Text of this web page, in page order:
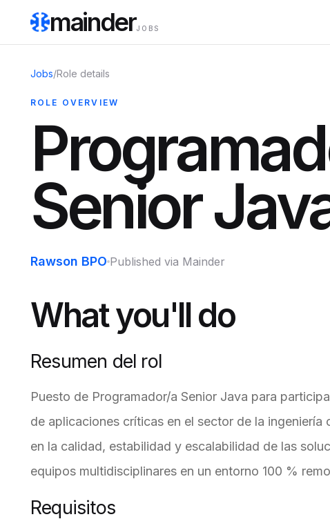
mainderJOBS
Jobs/Role details
ROLE OVERVIEW
Senior
Rawson BPO Published via Mainder
What you'll do
Resumen del rol
Puesto de Programador/a Senior Java para
de aplicaciones críticas en el sector de la
en la calidad, estabilidad y escalabilidad de las
equipos multidisciplinares en un entorno 100 %
Requisitos